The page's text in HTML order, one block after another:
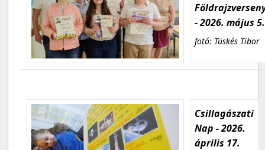
- 2026. május 5.
fotó: Tüskés Tibor
Csillagászati
Nap - 2026.
április 17.